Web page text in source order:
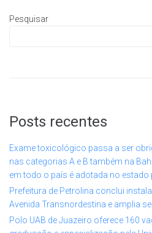
Pesquisar
Posts recentes
Exame toxicológico passa a ser
nas categorias A e B também na
em todo o país é adotada no
Prefeitura de Petrolina conclui
Avenida Transnordestina e amplia
Polo UAB de Juazeiro oferece 160